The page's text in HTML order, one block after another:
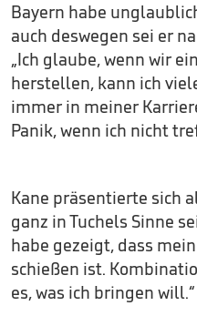
Bayern habe
auch deswegen sei er
„Ich glaube, wenn wir
herstellen, kann ich
immer in meiner
Panik, wenn ich nicht
Kane präsentierte sich
ganz in Tuchels Sinne
habe gezeigt, dass
schießen ist.
es, was ich bringen will.“